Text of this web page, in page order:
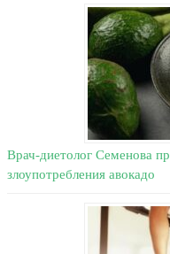
Врач-диетолог Семенова
злоупотребления авокадо